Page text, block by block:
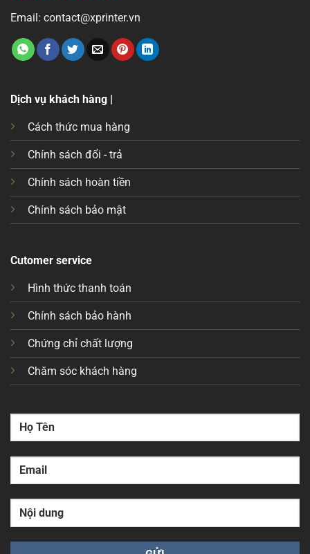
Email: contact@xprinter.vn
Dịch vụ khách hàng |
Cách thức mua hàng
Chính sách đổi - trả
Chính sách hoàn tiền
Chính sách bảo mật
Cutomer service
Hình thức thanh toán
Chính sách bảo hành
Chứng chỉ chất lượng
Chăm sóc khách hàng